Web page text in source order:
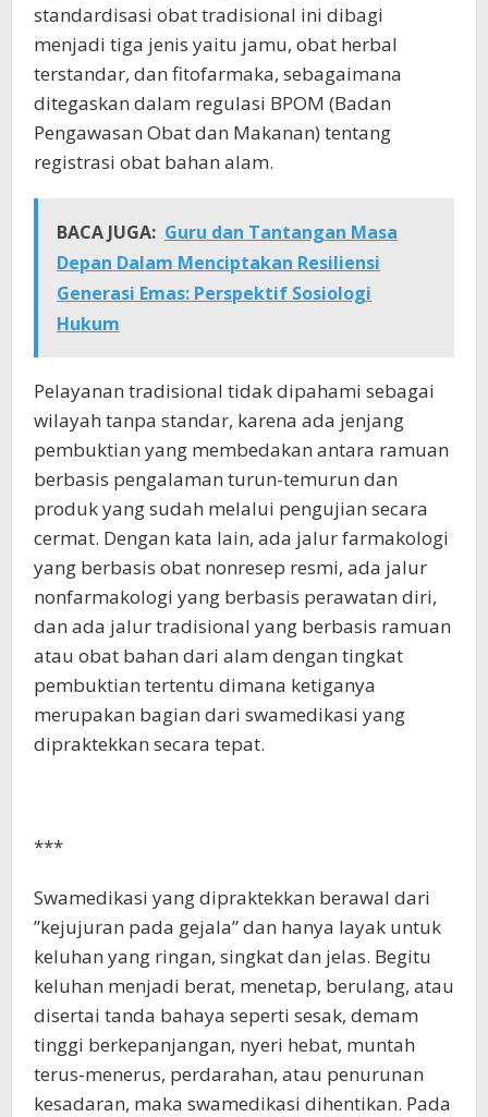
standardisasi obat tradisional ini dibagi
menjadi tiga jenis yaitu jamu, obat herbal
terstandar, dan fitofarmaka, sebagaimana
ditegaskan dalam regulasi BPOM (Badan
Pengawasan Obat dan Makanan) tentang
registrasi obat bahan alam.
BACA JUGA: Guru dan Tantangan Masa
Depan Dalam Menciptakan Resiliensi
Generasi Emas: Perspektif Sosiologi
Hukum
Pelayanan tradisional tidak dipahami sebagai
wilayah tanpa standar, karena ada jenjang
pembuktian yang membedakan antara ramuan
berbasis pengalaman turun-temurun dan
produk yang sudah melalui pengujian secara
cermat. Dengan kata lain, ada jalur farmakologi
yang berbasis obat nonresep resmi, ada jalur
nonfarmakologi yang berbasis perawatan diri,
dan ada jalur tradisional yang berbasis ramuan
atau obat bahan dari alam dengan tingkat
pembuktian tertentu dimana ketiganya
merupakan bagian dari swamedikasi yang
dipraktekkan secara tepat.
***
Swamedikasi yang dipraktekkan berawal dari
”kejujuran pada gejala” dan hanya layak untuk
keluhan yang ringan, singkat dan jelas. Begitu
keluhan menjadi berat, menetap, berulang, atau
disertai tanda bahaya seperti sesak, demam
tinggi berkepanjangan, nyeri hebat, muntah
terus-menerus, perdarahan, atau penurunan
kesadaran, maka swamedikasi dihentikan. Pada